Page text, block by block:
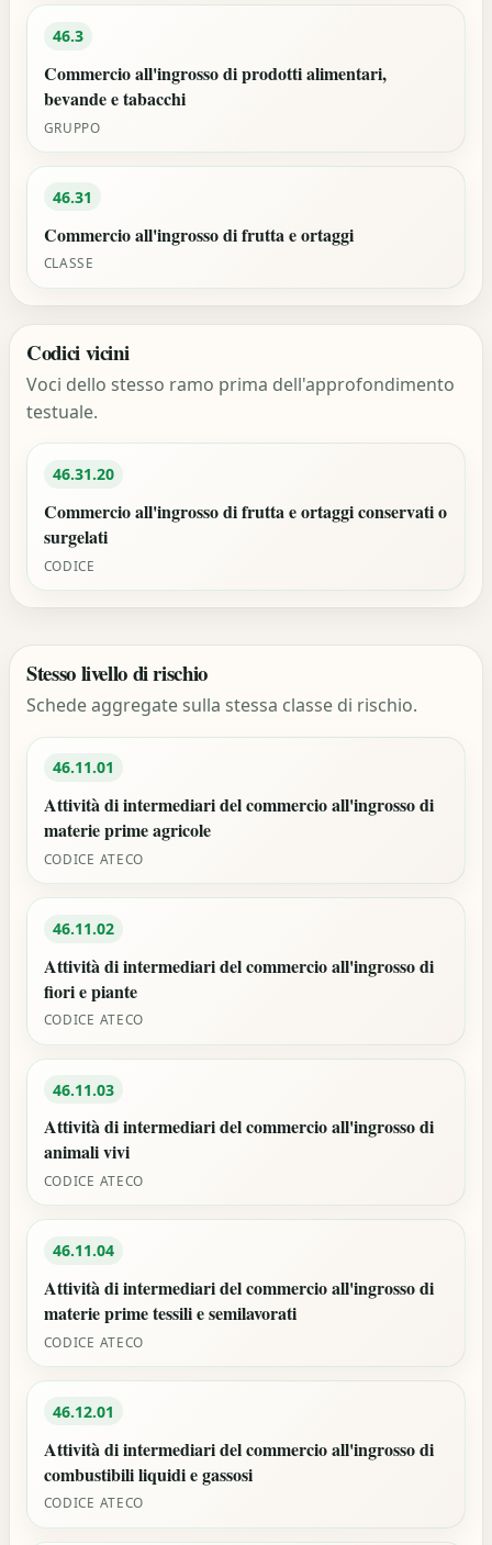
46.3
Commercio all'ingrosso di prodotti alimentari,
bevande e tabacchi
GRUPPO
46.31
Commercio all'ingrosso di frutta e ortaggi
CLASSE
Codici vicini
Voci dello stesso ramo prima dell'approfondimento
testuale.
46.31.20
Commercio all'ingrosso di frutta e ortaggi conservati o
surgelati
CODICE
Stesso livello di rischio
Schede aggregate sulla stessa classe di rischio.
46.11.01
Attività di intermediari del commercio all'ingrosso di
materie prime agricole
CODICE ATECO
46.11.02
Attività di intermediari del commercio all'ingrosso di
fiori e piante
CODICE ATECO
46.11.03
Attività di intermediari del commercio all'ingrosso di
animali vivi
CODICE ATECO
46.11.04
Attività di intermediari del commercio all'ingrosso di
materie prime tessili e semilavorati
CODICE ATECO
46.12.01
Attività di intermediari del commercio all'ingrosso di
combustibili liquidi e gassosi
CODICE ATECO